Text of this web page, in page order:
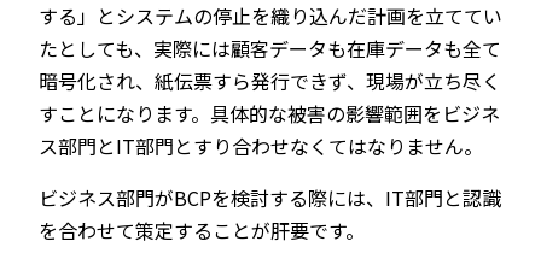
する」とシステムの停止を織り込んだ計画を立ててい
たとしても、実際には顧客データも在庫データも全て
暗号化され、紙伝票すら発行できず、現場が立ち尽く
すことになります。具体的な被害の影響範囲をビジネ
ス部門とIT部門とすり合わせなくてはなりません。
ビジネス部門がBCPを検討する際には、IT部門と認識
を合わせて策定することが肝要です。